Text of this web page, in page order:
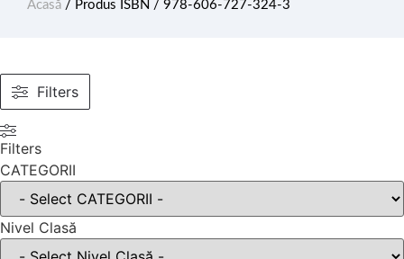
Acasă / Produs ISBN / 978-606-727-324-3
Filters
Filters
CATEGORII
Nivel Clasă